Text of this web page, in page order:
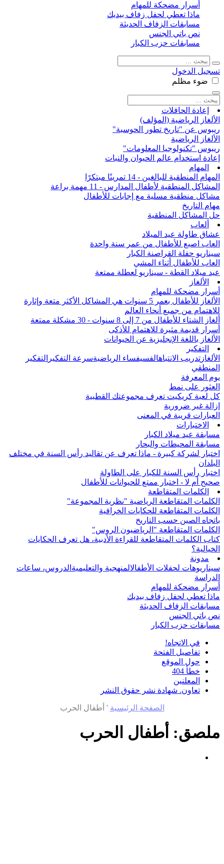
أسرار مضحكة للمهام
ماذا تعطي لحفل زفاف بيديك
مسابقات الزفاف الحديثة
نص باتي الجنس
مسابقات حزب الكبار
تسجيل الدخول
ضوء مظلم
إعادة الحافلات
الألغاز الرياضية (المؤلف)
ريبوس عن "تاريخ تطور الحوسبة"
الألغاز الرياضية
ريبوس "تكنولوجيا المعلومات"
إعادة استخدام عالم الحيوان والنبات
المهام
المهام المنطقية للبالغين - 14 تمرينًا مبتكرًا
المشاكل المنطقية لأطفال المدارس - 11 مهمة براعة
مشاكل منطقية مسلية مع إجابات للأطفال
مهام التاريخ
حل المشاكل المنطقية
ألعاب
عشاق طاولة عيد الميلاد
العاب اصبع للأطفال من عمر سنة واحدة
سيناريو حفلة القراصنة الكبار
العاب للأطفال أثناء المشي
عيد ميلاد القطة - سيناريو لعطلة ممتعة
الألغاز
أسرار مضحكة للمهام
الألغاز للأطفال بعمر 5 سنوات هي المشاكل الأكثر متعة وإثارة
للاهتمام من جميع أنحاء العالم
ألغاز الشتاء للأطفال من 7 إلى 8 سنوات - 30 مشكلة ممتعة
أسرار قديمة مثيرة للاهتمام للأذكى
الألغاز باللغة الإنجليزية عن الحيوانات
التفكير
الألغاز تدريب الانتباهالفسيفساء الرياضيةسرعة التفكير التفكير
المنطقي
يوم المعرفة
العثور على نمط
كل لعبة كريكيت تعرف مجموعتك القطبية
إزالة غير ضرورية
العبارات قريبة في المعنى
الاختبارات
مسابقة عيد ميلاد الكبار
مسابقة المحيطات والبحار
اختبار لشركة كبيرة - ماذا تعرف عن تقاليد رأس السنة في مختلف
البلدان
اختبار رأس السنة للكبار على الطاولة
صحيح أم لا - اختبار ممتع للحيوانات للأطفال
الكلمات المتقاطعة
الكلمات المتقاطعة الرياضية "نظرية المجموعة"
الكلمات المتقاطعة للحكايات الخرافية
باتجاه الصين حسب التاريخ
الكلمات المتقاطعة "الرياضيون الروس"
كتاب الكلمات المتقاطعة للقراءة الأدبية، هل تعرف الحكايات
الخيالية؟
مدونة
سيناريوهات لحفلات الأطفالالمنهجية والتعليمية الدروس، ساعات
الدراسة
أسرار مضحكة للمهام
ماذا تعطي لحفل زفاف بيديك
مسابقات الزفاف الحديثة
نص باتي الجنس
مسابقات حزب الكبار
في الاتجاه!
تفاصيل الفتحة
حول الموقع
خطأ 404
المعلنين
تعاون. شهادة نشر حقوق النشر
الصفحة الرئيسية ' أطفال الحرب
ملصق: أطفال الحرب